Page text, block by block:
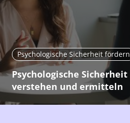
Psychologische Sicherheit fördern
Psychologische Sicherheit
verstehen und ermitteln